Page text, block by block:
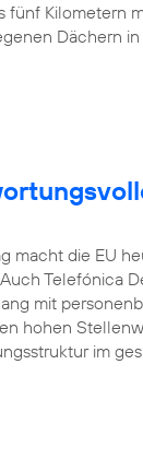
Kilometern
Dächern
macht die EU
Telefónica
mit
hohen
im